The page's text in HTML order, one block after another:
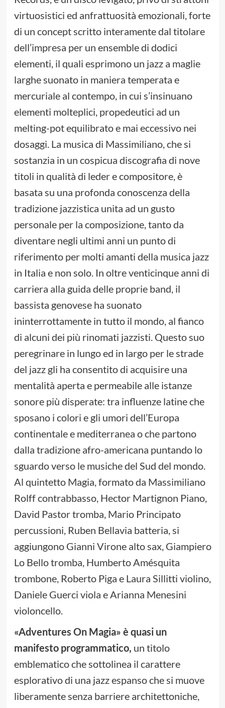
virtuosistici ed anfrattuosità emozionali, forte
di un concept scritto interamente dal titolare
dell’impresa per un ensemble di dodici
elementi, il quali esprimono un jazz a maglie
larghe suonato in maniera temperata e
mercuriale al contempo, in cui s’insinuano
elementi molteplici, propedeutici ad un
melting-pot equilibrato e mai eccessivo nei
dosaggi. La musica di Massimiliano, che si
sostanzia in un cospicua discografia di nove
titoli in qualità di leder e compositore, è
basata su una profonda conoscenza della
tradizione jazzistica unita ad un gusto
personale per la composizione, tanto da
diventare negli ultimi anni un punto di
riferimento per molti amanti della musica jazz
in Italia e non solo. In oltre venticinque anni di
carriera alla guida delle proprie band, il
bassista genovese ha suonato
ininterrottamente in tutto il mondo, al fianco
di alcuni dei più rinomati jazzisti. Questo suo
peregrinare in lungo ed in largo per le strade
del jazz gli ha consentito di acquisire una
mentalità aperta e permeabile alle istanze
sonore più disperate: tra influenze latine che
sposano i colori e gli umori dell’Europa
continentale e mediterranea o che partono
dalla tradizione afro-americana puntando lo
sguardo verso le musiche del Sud del mondo.
Al quintetto Magia, formato da Massimiliano
Rolff contrabbasso, Hector Martignon Piano,
David Pastor tromba, Mario Principato
percussioni, Ruben Bellavia batteria, si
aggiungono Gianni Virone alto sax, Giampiero
Lo Bello tromba, Humberto Amésquita
trombone, Roberto Piga e Laura Sillitti violino,
Daniele Guerci viola e Arianna Menesini
violoncello.
«Adventures On Magia» è quasi un
manifesto programmatico, un titolo
emblematico che sottolinea il carattere
esplorativo di una jazz espanso che si muove
liberamente senza barriere architettoniche,